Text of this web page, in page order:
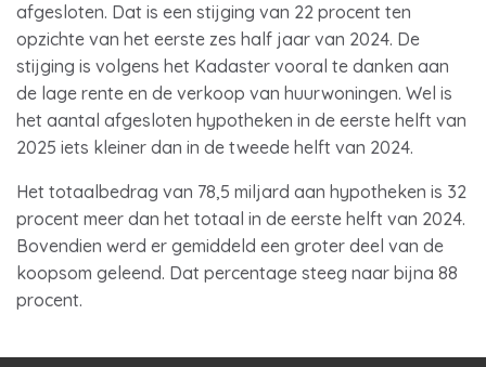
afgesloten. Dat is een stijging van 22 procent ten
opzichte van het eerste zes half jaar van 2024. De
stijging is volgens het Kadaster vooral te danken aan
de lage rente en de verkoop van huurwoningen. Wel is
het aantal afgesloten hypotheken in de eerste helft van
2025 iets kleiner dan in de tweede helft van 2024.
Het totaalbedrag van 78,5 miljard aan hypotheken is 32
procent meer dan het totaal in de eerste helft van 2024.
Bovendien werd er gemiddeld een groter deel van de
koopsom geleend. Dat percentage steeg naar bijna 88
procent.